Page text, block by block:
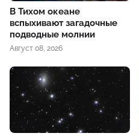
В Тихом океане
вспыхивают загадочные
подводные молнии
Август 08, 2026